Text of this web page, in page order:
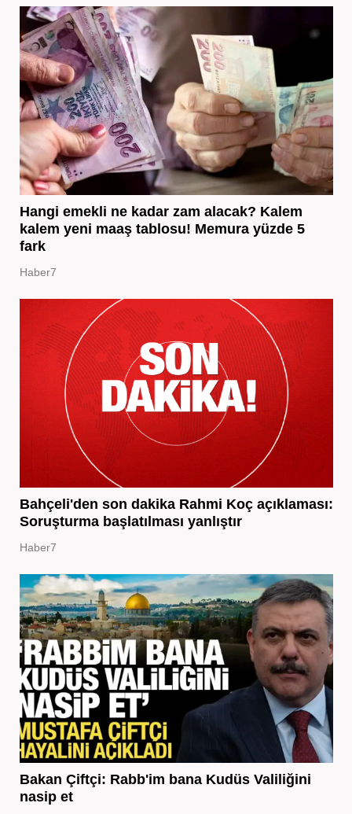
Hangi emekli ne kadar zam alacak? Kalem
kalem yeni maaş tablosu! Memura yüzde 5
fark
Haber7
Bahçeli'den son dakika Rahmi Koç açıklaması:
Soruşturma başlatılması yanlıştır
Haber7
Bakan Çiftçi: Rabb'im bana Kudüs Valiliğini
nasip et